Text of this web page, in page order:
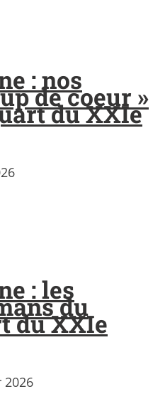
: nos
de coeur »
du XXIe
: les
du
du XXIe
2026